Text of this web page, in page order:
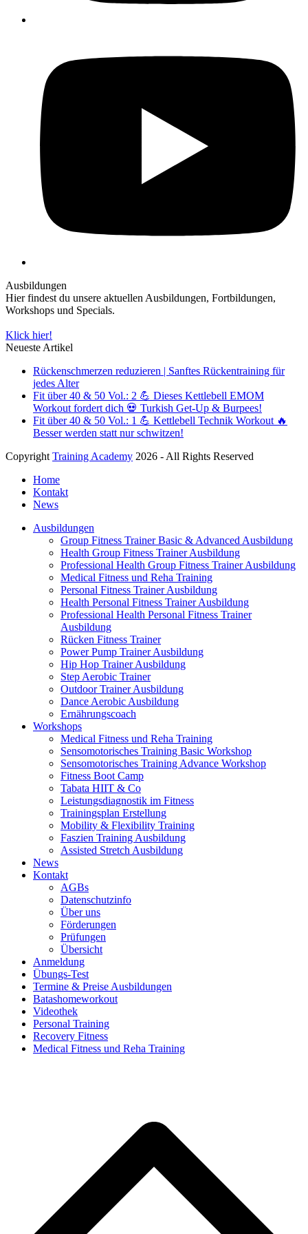
Ausbildungen
Hier findest du unsere aktuellen Ausbildungen, Fortbildungen,
Workshops und Specials.
Klick hier!
Neueste Artikel
Rückenschmerzen reduzieren | Sanftes Rückentraining für
jedes Alter
Fit über 40 & 50 Vol.: 2 💪 Dieses Kettlebell EMOM
Workout fordert dich 💀 Turkish Get-Up & Burpees!
Fit über 40 & 50 Vol.: 1 💪 Kettlebell Technik Workout 🔥
Besser werden statt nur schwitzen!
Copyright Training Academy 2026 - All Rights Reserved
Home
Kontakt
News
Ausbildungen
Group Fitness Trainer Basic & Advanced Ausbildung
Health Group Fitness Trainer Ausbildung
Professional Health Group Fitness Trainer Ausbildung
Medical Fitness und Reha Training
Personal Fitness Trainer Ausbildung
Health Personal Fitness Trainer Ausbildung
Professional Health Personal Fitness Trainer
Ausbildung
Rücken Fitness Trainer
Power Pump Trainer Ausbildung
Hip Hop Trainer Ausbildung
Step Aerobic Trainer
Outdoor Trainer Ausbildung
Dance Aerobic Ausbildung
Ernährungscoach
Workshops
Medical Fitness und Reha Training
Sensomotorisches Training Basic Workshop
Sensomotorisches Training Advance Workshop
Fitness Boot Camp
Tabata HIIT & Co
Leistungsdiagnostik im Fitness
Trainingsplan Erstellung
Mobility & Flexibility Training
Faszien Training Ausbildung
Assisted Stretch Ausbildung
News
Kontakt
AGBs
Datenschutzinfo
Über uns
Förderungen
Prüfungen
Übersicht
Anmeldung
Übungs-Test
Termine & Preise Ausbildungen
Batashomeworkout
Videothek
Personal Training
Recovery Fitness
Medical Fitness und Reha Training